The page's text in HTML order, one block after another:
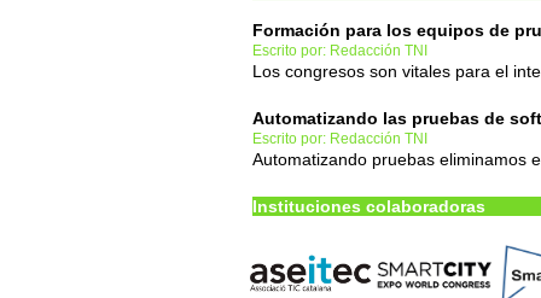
Formación para los equipos de
Escrito por: Redacción TNI
Los congresos son vitales para el
Automatizando las pruebas de
Escrito por: Redacción TNI
Automatizando pruebas eliminamos
Instituciones colaboradoras